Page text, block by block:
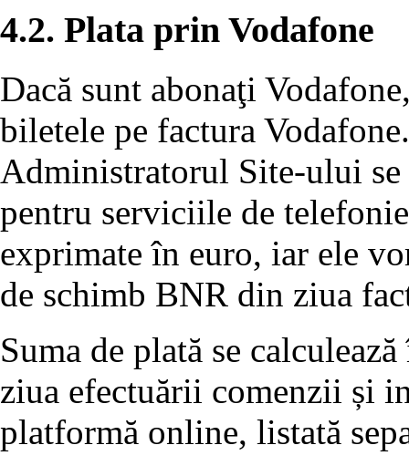
4.2. Plata prin Vodafone
Dacă sunt abonaţi
biletele pe factura
Administratorul Site-ului se
pentru serviciile de
exprimate în euro, iar ele
de schimb BNR din ziua
Suma de plată se
ziua efectuării comenzii și
platformă online, listată